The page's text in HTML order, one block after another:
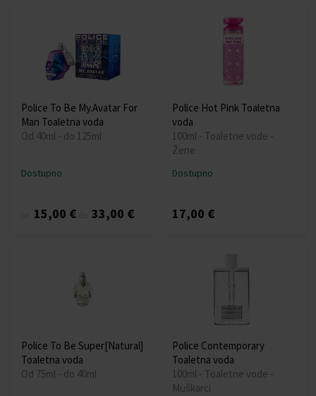
Police To Be My.Avatar For
Man Toaletna voda
Od 40ml - do 125ml
Dostupno
15,00 € 33,00 €
Police Hot Pink Toaletna
voda
100ml - Toaletne vode -
Žene
Dostupno
17,00 €
Police To Be Super[Natural]
Toaletna voda
Od 75ml - do 40ml
Police Contemporary
Toaletna voda
100ml - Toaletne vode -
Muškarci